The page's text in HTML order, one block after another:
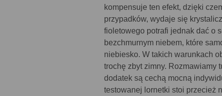
kompensuje ten efekt, dzięki
przypadków, wydaje się
fioletowego potrafi jednak dać o
bezchmurnym niebem, które
niebiesko. W takich warunkach
trochę zbyt zimny. Rozmawiamy
dodatek są cechą mocną
testowanej lornetki stoi przecież